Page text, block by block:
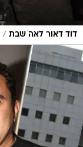
דוד דאור לאה שבת /